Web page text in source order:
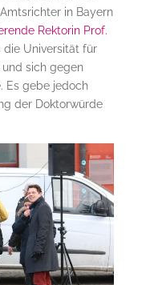
in Bayern
Rektorin Prof.
die Universität für
sich gegen
Es gebe jedoch
der Doktorwürde